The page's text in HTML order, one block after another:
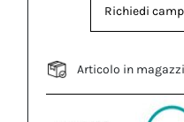
Richiedi
Articolo in